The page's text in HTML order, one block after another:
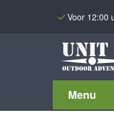
Voor 12:00
Menu